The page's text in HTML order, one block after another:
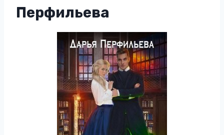
Перфильева